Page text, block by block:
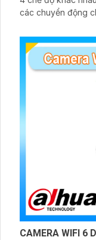
các chuyển động
CAMERA WIFI 6